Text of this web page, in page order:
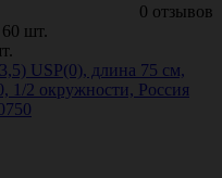
0 отзывов
шт.
USP(0), длина 75 см,
1/2 окружности, Россия